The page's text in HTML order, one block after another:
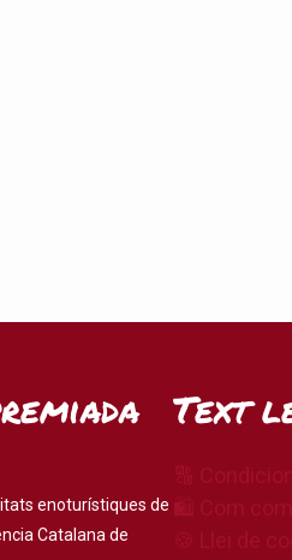
enoturístiques de
Catalana de
Text